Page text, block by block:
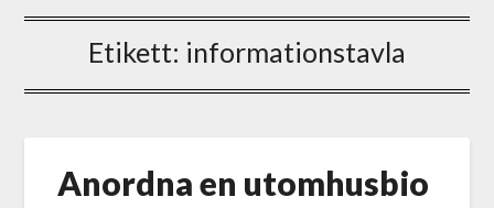
Etikett: informationstavla
Anordna en utomhusbio